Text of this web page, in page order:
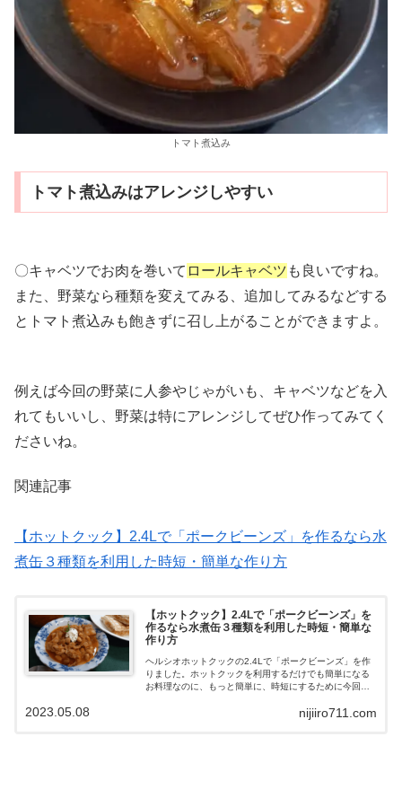
トマト煮込み
トマト煮込みはアレンジしやすい
〇キャベツでお肉を巻いて ロールキャベツ も良いですね。
また、野菜なら種類を変えてみる、追加してみるなどする
とトマト煮込みも飽きずに召し上がることができますよ。
例えば今回の野菜に人参やじゃがいも、キャベツなどを入
れてもいいし、野菜は特にアレンジしてぜひ作ってみてく
ださいね。
関連記事
【ホットクック】2.4Lで「ポークビーンズ」を作るなら水
煮缶３種類を利用した時短・簡単な作り方
【ホットクック】2.4Lで「ポークビーンズ」を
作るなら水煮缶３種類を利用した時短・簡単な
作り方
ヘルシオホットクックの2.4Lで「ポークビーンズ」を作
りました。ホットクックを利用するだけでも簡単になる
お料理なのに、もっと簡単に、時短にするために今回は3
だけで、かなり楽に下準備が簡単になります。その三種
nijiiro711.com
2023.05.08